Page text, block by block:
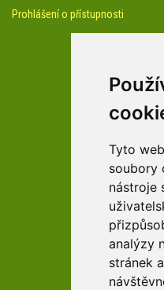
Tyto
soubory
nástroje
analýzy
stránek
Prohlášení o přístupnosti